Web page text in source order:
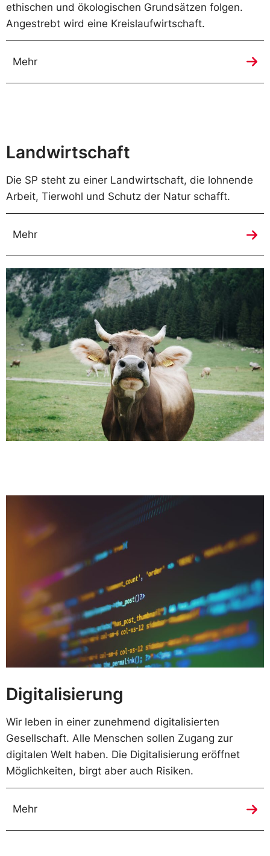
ethischen und ökologischen Grundsätzen folgen.
Angestrebt wird eine Kreislaufwirtschaft.
Mehr
Landwirtschaft
Die SP steht zu einer Landwirtschaft, die lohnende
Arbeit, Tierwohl und Schutz der Natur schafft.
Mehr
Digitalisierung
Wir leben in einer zunehmend digitalisierten
Gesellschaft. Alle Menschen sollen Zugang zur
digitalen Welt haben. Die Digitalisierung eröffnet
Möglichkeiten, birgt aber auch Risiken.
Mehr